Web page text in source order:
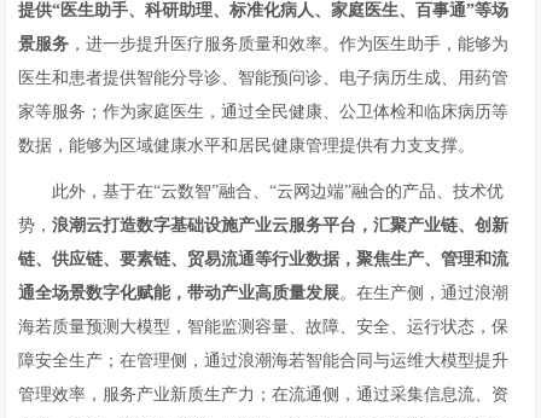
提供“医生助手、科研助理、标准化病人、家庭医生、百事通”等场
景服务 ，进一步提升医疗服务质量和效率。作为医生助手，能够为
医生和患者提供智能分导诊、智能预问诊、电子病历生成、用药管
家等服务；作为家庭医生，通过全民健康、公卫体检和临床病历等
数据，能够为区域健康水平和居民健康管理提供有力支支撑。
此外，基于在“云数智”融合、“云网边端”融合的产品、技术优
势，浪潮云打造数字基础设施产业云服务平台，汇聚产业链、创新
链、供应链、要素链、贸易流通等行业数据，聚焦生产、管理和流
通全场景数字化赋能，带动产业高质量发展。在生产侧，通过浪潮
海若质量预测大模型，智能监测容量、故障、安全、运行状态，保
障安全生产；在管理侧，通过浪潮海若智能合同与运维大模型提升
管理效率，服务产业新质生产力；在流通侧，通过采集信息流、资